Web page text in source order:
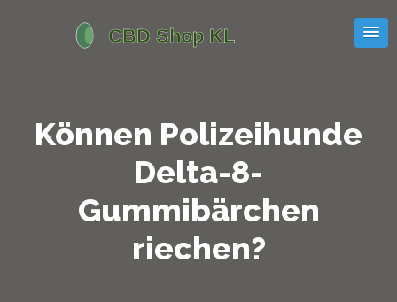
Können Polizeihunde
Delta-8-
Gummibärchen
riechen?